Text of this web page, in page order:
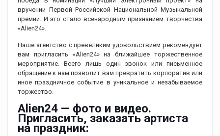
вручении Первой Российской Национальной Музыкальной
премии. И это стало всенародным признанием творчества
«Alien24».
Наше агентство с превеликим удовольствием рекомендует
вам пригласить «Alien24» на ближайшее торжественное
мероприятие. Всего лишь один звонок или письменное
обращение к нам позволит вам превратить корпоратив или
иное праздничное событие в уникальное и незабываемое
торжество.
Alien24 — фото и видео.
Пригласить, заказать артиста
на праздник: